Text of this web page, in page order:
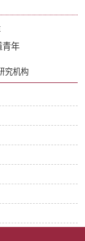
青年
究机构